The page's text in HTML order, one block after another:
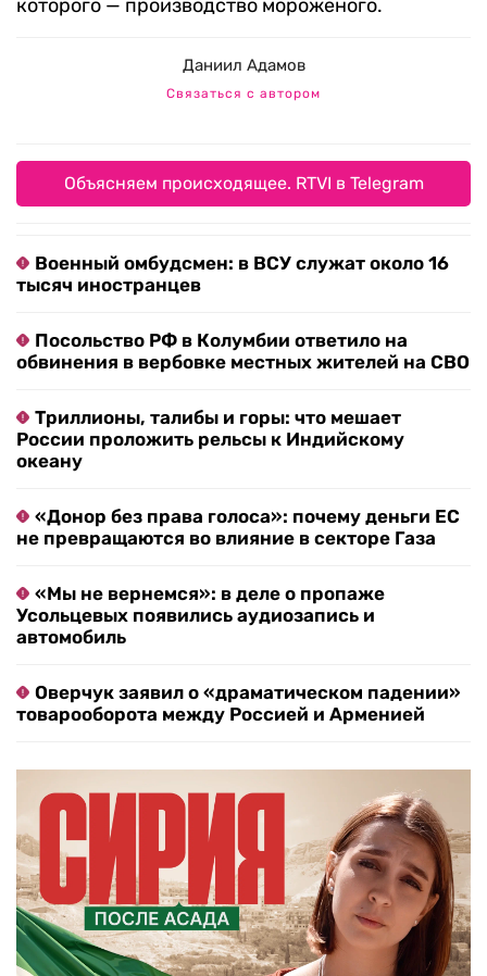
которого — производство мороженого.
Даниил Адамов
Связаться с автором
Объясняем происходящее. RTVI в Telegram
Военный омбудсмен: в ВСУ служат около 16
тысяч иностранцев
Посольство РФ в Колумбии ответило на
обвинения в вербовке местных жителей на СВО
Триллионы, талибы и горы: что мешает
России проложить рельсы к Индийскому
океану
«Донор без права голоса»: почему деньги ЕС
не превращаются во влияние в секторе Газа
«Мы не вернемся»: в деле о пропаже
Усольцевых появились аудиозапись и
автомобиль
Оверчук заявил о «драматическом падении»
товарооборота между Россией и Арменией